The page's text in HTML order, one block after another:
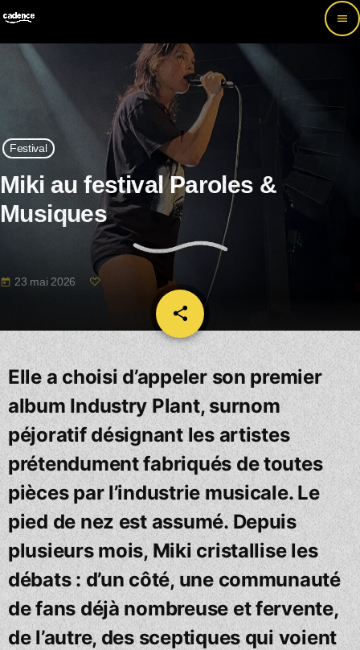
menu
Festival
Miki au festival Paroles &
Musiques
today 23 mai 2026
share
email
Elle a choisi d’appeler son premier
album Industry Plant, surnom
péjoratif désignant les artistes
prétendument fabriqués de toutes
pièces par l’industrie musicale. Le
pied de nez est assumé. Depuis
plusieurs mois, Miki cristallise les
débats : d’un côté, une communauté
de fans déjà nombreuse et fervente,
de l’autre, des sceptiques qui voient